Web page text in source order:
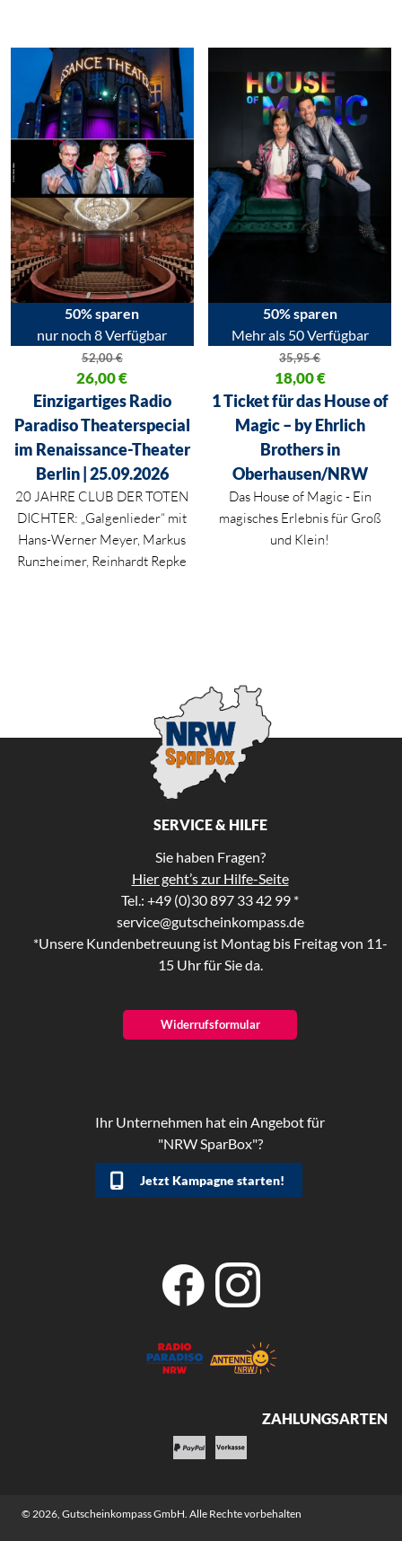
50% sparen
nur noch 8 Verfügbar
52,00€
Ursprünglicher Preis war: 52,00 €
26,00€
Aktueller Preis ist: 26,00 €.
Einzigartiges Radio
Paradiso Theaterspecial
im Renaissance-Theater
Berlin | 25.09.2026
20 JAHRE CLUB DER TOTEN
DICHTER: „Galgenlieder“ mit
Hans-Werner Meyer, Markus
Runzheimer, Reinhardt Repke
50% sparen
Mehr als 50 Verfügbar
35,95€
Ursprünglicher Preis war:
18,00€
Aktueller Preis ist: 18,00 €.
1 Ticket für das House of
Magic – by Ehrlich
Brothers in
Oberhausen/NRW
Das House of Magic - Ein
magisches Erlebnis für Groß
und Klein!
SERVICE & HILFE
Sie haben Fragen?
Hier geht’s zur Hilfe-Seite
Tel.: +49 (0)30 897 33 42 99 *
service@gutscheinkompass.de
*Unsere Kundenbetreuung ist Montag bis Freitag von 11-
15 Uhr für Sie da.
Widerrufsformular
Ihr Unternehmen hat ein Angebot für
"NRW SparBox"?
Jetzt Kampagne starten!
ZAHLUNGSARTEN
© 2026, Gutscheinkompass GmbH. Alle Rechte vorbehalten